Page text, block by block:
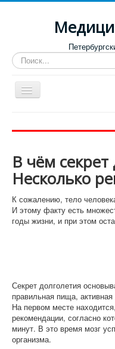
Искать...
Toggle
Navigation
Роддома и женские
Диспансеры
Лучшие клиники по
Отзывы о медицинских
В чём секрет
Несколько
К сожалению, тело
И этому факту есть
годы жизни, и при этом
Секрет долголетия
правильная пища,
На первом месте
рекомендации, согласно
минут. В это время мозг
организма.